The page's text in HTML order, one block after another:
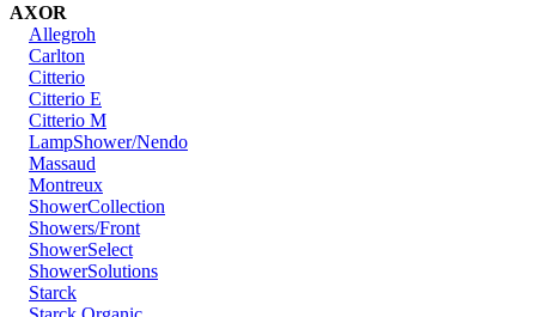
AXOR
Allegroh
Carlton
Citterio
Citterio E
Citterio M
LampShower/Nendo
Massaud
Montreux
ShowerCollection
Showers/Front
ShowerSelect
ShowerSolutions
Starck